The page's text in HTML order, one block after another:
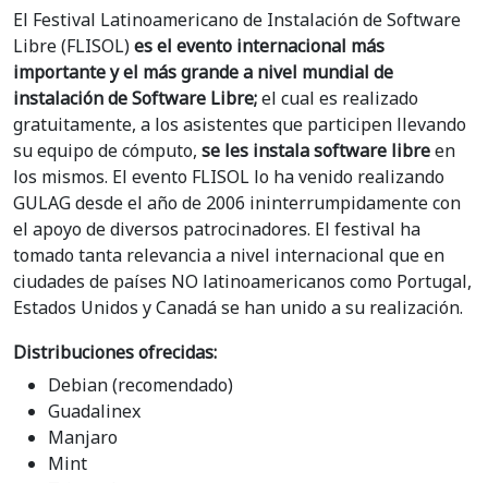
El Festival Latinoamericano de Instalación de Software
Libre (FLISOL)es el evento internacional más
importante y el más grande a nivel mundial de
instalación de Software Libre;el cual es realizado
gratuitamente, a los asistentes que participen llevando
su equipo de cómputo, se les instala software libreen
los mismos. El evento FLISOL lo ha venido realizando
GULAG desde el año de 2006 ininterrumpidamente con
el apoyo de diversos patrocinadores. El festival ha
tomado tanta relevancia a nivel internacional que en
ciudades de países NO latinoamericanos como Portugal,
Estados Unidos y Canadá se han unido a su realización.
Distribuciones ofrecidas:
Debian (recomendado)
Guadalinex
Manjaro
Mint